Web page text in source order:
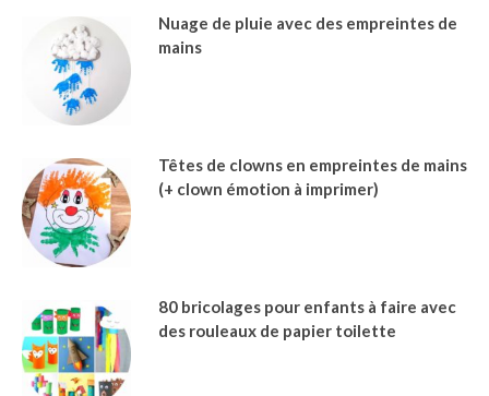
Nuage de pluie avec des empreintes de
mains
Têtes de clowns en empreintes de mains
(+ clown émotion à imprimer)
80 bricolages pour enfants à faire avec
des rouleaux de papier toilette